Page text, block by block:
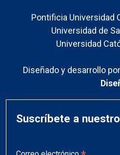
Pontificia Universidad
Universidad de
Universidad
Diseñado y desarrollo por
Suscríbete a